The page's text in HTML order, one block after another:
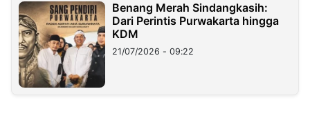
Benang Merah Sindangkasih:
Dari Perintis Purwakarta hingga
KDM
21/07/2026 - 09:22